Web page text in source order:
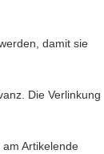
damit sie
Die Verlinkung
Artikelende